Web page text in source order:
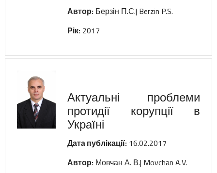
Автор:Берзін П.С.| Berzin P.S.
Рік:2017
Актуальні проблеми
протидії корупції в
Україні
Дата публікації:16.02.2017
Автор:Мовчан А. В.| Movchan A.V.